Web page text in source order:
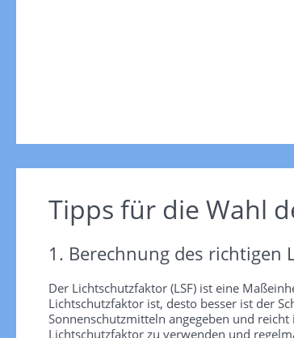
Tipps für die Wahl
1. Berechnung des richtigen
Der Lichtschutzfaktor (LSF) ist eine
Lichtschutzfaktor ist, desto besser ist der
Sonnenschutzmitteln angegeben und
Lichtschutzfaktor zu verwenden und